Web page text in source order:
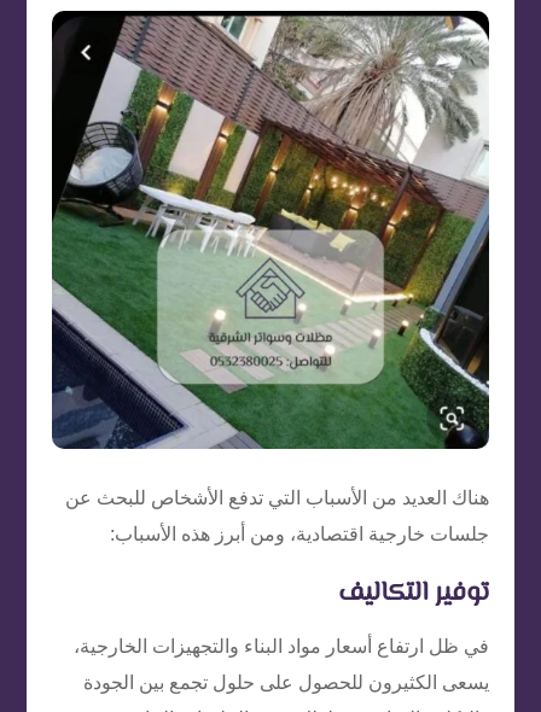
هناك العديد من الأسباب التي تدفع الأشخاص للبحث عن
جلسات خارجية اقتصادية، ومن أبرز هذه الأسباب:
توفير التكاليف
في ظل ارتفاع أسعار مواد البناء والتجهيزات الخارجية،
يسعى الكثيرون للحصول على حلول تجمع بين الجودة